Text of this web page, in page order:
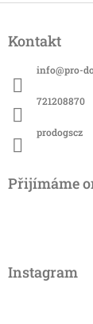
pKontakt
info@pro-
721208870
prodogscz
Přijímáme
Instagram